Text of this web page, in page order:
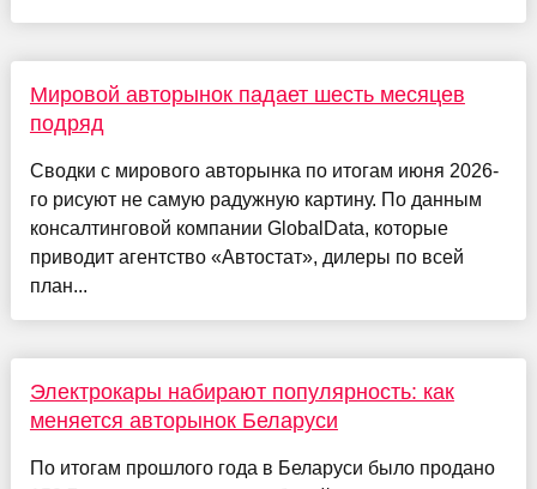
Мировой авторынок падает шесть месяцев
подряд
Сводки с мирового авторынка по итогам июня 2026-
го рисуют не самую радужную картину. По данным
консалтинговой компании GlobalData, которые
приводит агентство «Автостат», дилеры по всей
план...
Электрокары набирают популярность: как
меняется авторынок Беларуси
По итогам прошлого года в Беларуси было продано